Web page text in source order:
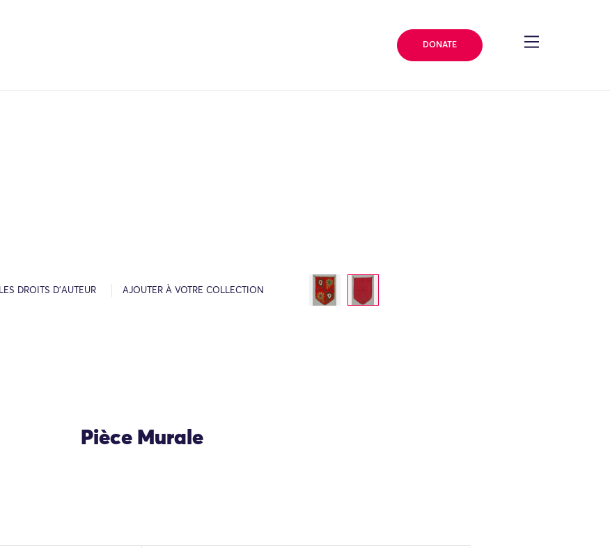
DONATE
DROITS D’AUTEUR AJOUTER À VOTRE COLLECTION
Pièce Murale